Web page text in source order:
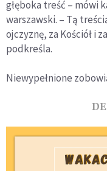
głęboka treść – mówi
warszawski. – Tą
ojczyznę, za Kościół i
podkreśla.
Niewypełnione